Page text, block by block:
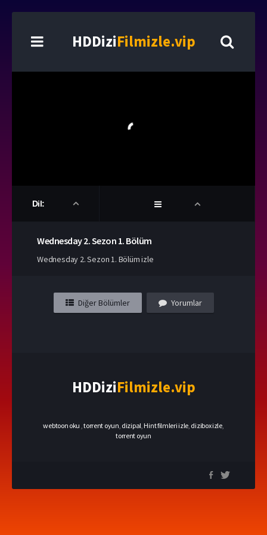
HDDiziFilmizle.vip
Dil:
Wednesday2. Sezon 1. Bölüm
Wednesday 2. Sezon 1. Bölüm izle
Diğer Bölümler Yorumlar
HDDiziFilmizle.vip
webtoon oku ,torrent oyun dizipal Hint filmleri izle dizibox izle,
torrent oyun